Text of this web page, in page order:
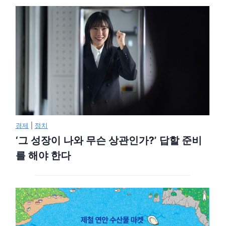
경제 정치
‘그 성장이 나와 무슨 상관인가?’ 답할 준비
를 해야 한다